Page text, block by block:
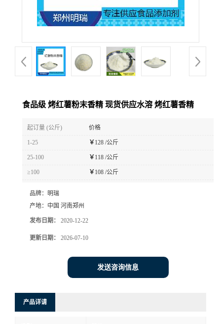
食品级 烤红薯粉末香精 现货供应水溶 烤红薯香精
起订量 (公斤) 价格
1-25 ￥ 128 /公斤
25-100 ￥ 118 /公斤
≥100 ￥ 108 /公斤
品牌： 明瑞
产地： 中国 河南郑州
发布日期： 2020-12-22
更新日期： 2026-07-10
发送咨询信息
产品详请